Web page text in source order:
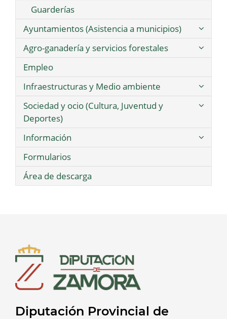
Guarderías
Ayuntamientos (Asistencia a municipios)
Agro-ganadería y servicios forestales
Empleo
Infraestructuras y Medio ambiente
Sociedad y ocio (Cultura, Juventud y
Deportes)
Información
Formularios
Área de descarga
Diputación Provincial de